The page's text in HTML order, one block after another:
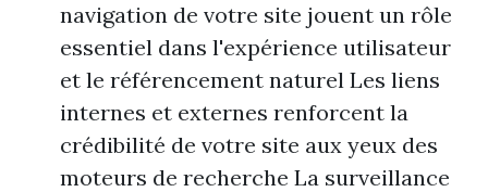
navigation de votre site jouent un rôle
essentiel dans l'expérience utilisateur
et le référencement naturel Les liens
internes et externes renforcent la
crédibilité de votre site aux yeux des
moteurs de recherche La surveillance